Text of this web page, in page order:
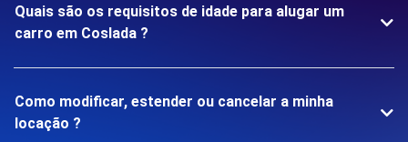
Quais são os requisitos de idade para alugar um
carro em Coslada ?
Como modificar, estender ou cancelar a minha
locação ?